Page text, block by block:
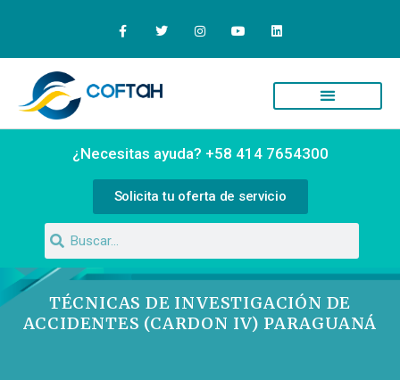
¿Necesitas ayuda? +58 414 7654300
Solicita tu oferta de servicio
TÉCNICAS DE INVESTIGACIÓN DE
ACCIDENTES (CARDON IV) PARAGUANÁ